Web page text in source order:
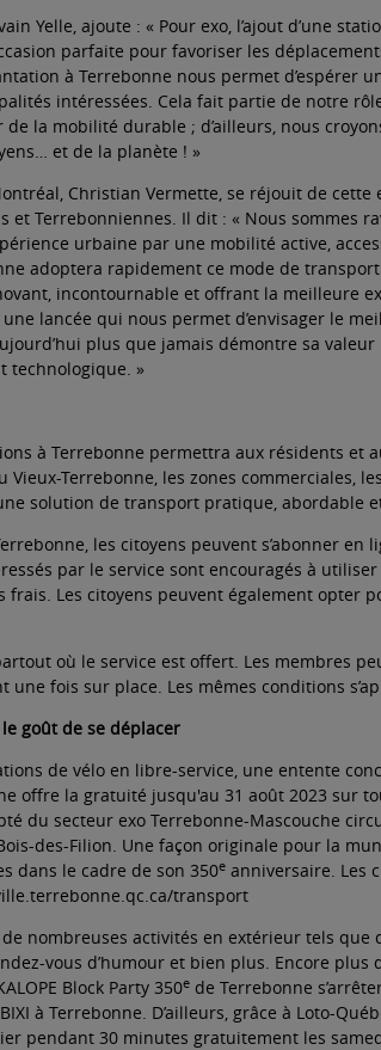
Yelle, ajoute : « Pour exo, l’ajout d’une
parfaite pour favoriser les
à Terrebonne nous permet d’espérer
intéressées. Cela fait partie de notre
la mobilité durable ; d’ailleurs, nous
et de la planète ! »
Christian Vermette, se réjouit de
et Terrebonniennes. Il dit : « Nous sommes
urbaine par une mobilité active,
adoptera rapidement ce mode de
incontournable et offrant la meilleure
lancée qui nous permet d’envisager le
plus que jamais démontre sa
technologique. »
à Terrebonne permettra aux résidents et
Terrebonne, les zones commerciales,
solution de transport pratique, abordable
les citoyens peuvent s’abonner en
par le service sont encouragés à
frais. Les citoyens peuvent également opter
où le service est offert. Les membres
fois sur place. Les mêmes conditions
goût de se déplacer
de vélo en libre-service, une entente
offre la gratuité jusqu'au 31 août 2023 sur
du secteur exo Terrebonne-Mascouche
des-Filion. Une façon originale pour la
dans le cadre de son 350e anniversaire. Les
transport
nombreuses activités en extérieur tels
vous d’humour et bien plus. Encore plus
Block Party 350e de Terrebonne
à Terrebonne. D’ailleurs, grâce à Loto-
pendant 30 minutes gratuitement les